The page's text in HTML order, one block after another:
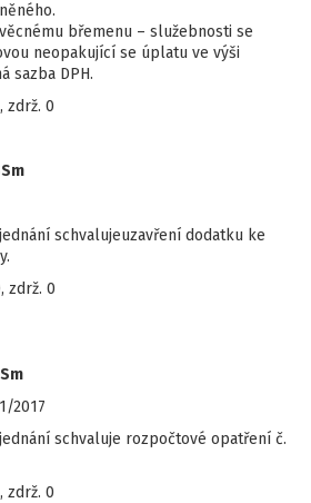
břemenu – služebnosti se
neopakující se úplatu ve výši
sazba DPH.
zdrž. 0
schvalujeuzavření dodatku ke
6, proti 0, zdrž. 0
2017
schvaluje rozpočtové opatření č.
zdrž. 0